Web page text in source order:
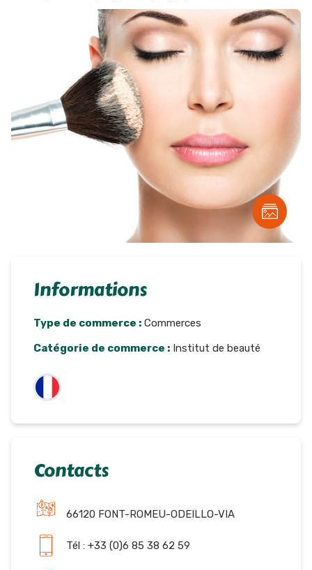
Informations
Type de commerce : Commerces
Catégorie de commerce : Institut de beauté
Contacts
66120 FONT-ROMEU-ODEILLO-VIA
Tél : +33 (0)6 85 38 62 59